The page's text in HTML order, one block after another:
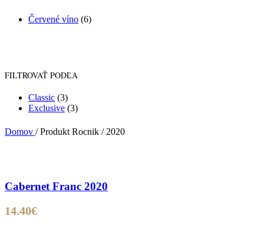
Červené víno (6)
FILTROVAŤ PODĽA
Classic (3)
Exclusive (3)
Domov / Produkt Rocnik / 2020
Cabernet Franc 2020
14.40€